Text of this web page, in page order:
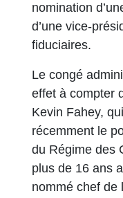
nomination
d’une vice-
fiduciaires.
Le congé
effet à compter
Kevin Fahey,
récemment le
du Régime des
plus de 16 ans
nommé chef de